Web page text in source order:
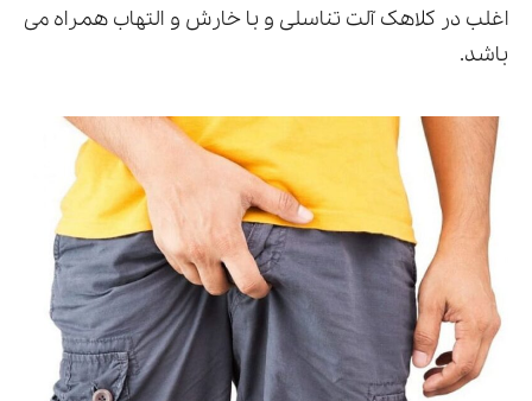
اغلب در کلاهک آلت تناسلی و با خارش و التهاب همراه می
باشد.